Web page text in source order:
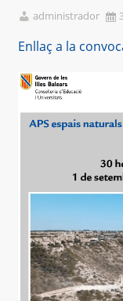
administrador
Enllaç a la